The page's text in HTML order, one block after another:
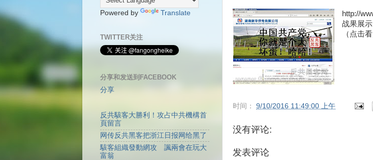
http://
战果展
（点击
时间： 9/10/2016 11:49:00 上午
没有评论:
发表评论
Powered by Translate
TWITTER关注
分享和发送到FACEBOOK
分享
反共駭客大勝利！攻占中共機構首
頁留言
网传反共黑客把浙江日报网给黑了
駭客組織發動網攻 諷兩會在玩大
富翁